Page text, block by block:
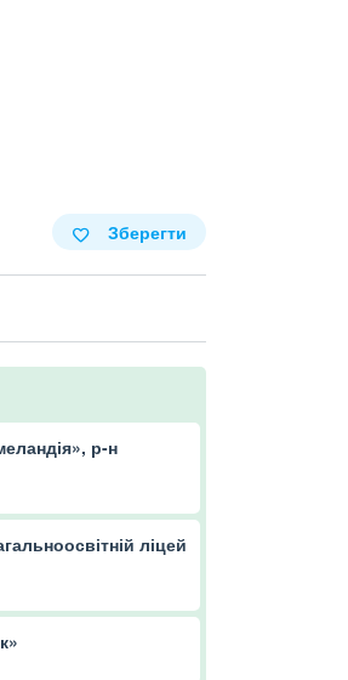
Зберегти
р-н
ліцей